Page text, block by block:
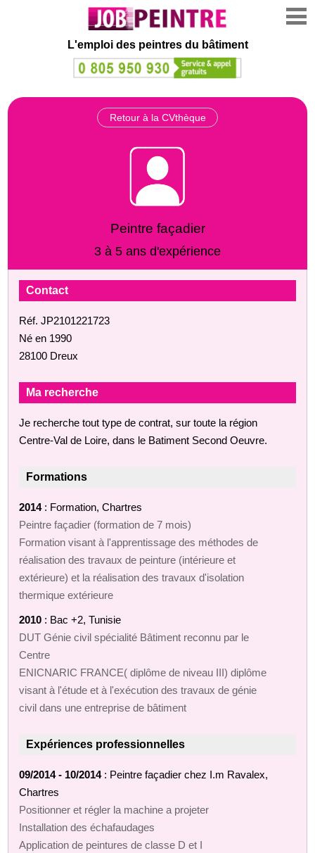
L'emploi des peintres du bâtiment
Retour à la CVthèque
Peintre façadier
3 à 5 ans d'expérience
Contact
Réf. JP2101221723
Né en 1990
28100 Dreux
Ma recherche
Je recherche tout type de contrat, sur toute la région
Centre-Val de Loire, dans le Batiment Second Oeuvre.
Formations
2014: Formation, Chartres
Peintre façadier (formation de 7 mois)
Formation visant à l'apprentissage des méthodes de
réalisation des travaux de peinture (intérieure et
extérieure) et la réalisation des travaux d'isolation
thermique extérieure
2010 : Bac +2, Tunisie
DUT Génie civil spécialité Bâtiment reconnu par le
Centre
ENICNARIC FRANCE( diplôme de niveau III) diplôme
visant à l'étude et à l'exécution des travaux de génie
civil dans une entreprise de bâtiment
Expériences professionnelles
09/2014 - 10/2014: Peintre façadier chez I.m Ravalex,
Chartres
Positionner et régler la machine a projeter
Installation des échafaudages
Application de peintures de classe D et I